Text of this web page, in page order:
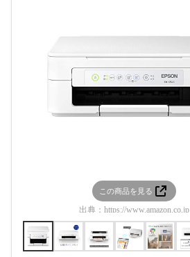
この商品を見る
出典： https://www.amazon.co.jp